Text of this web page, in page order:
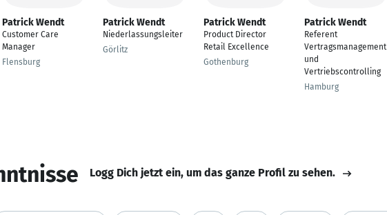
Patrick Wendt
Customer Care
Manager
Flensburg
Patrick Wendt
Niederlassungsleiter
Görlitz
Patrick Wendt
Product Director
Retail Excellence
Gothenburg
Patrick Wendt
Referent
Vertragsmanagement
und
Vertriebscontrolling
Hamburg
Logg Dich jetzt ein, um das ganze Profil zu sehen.